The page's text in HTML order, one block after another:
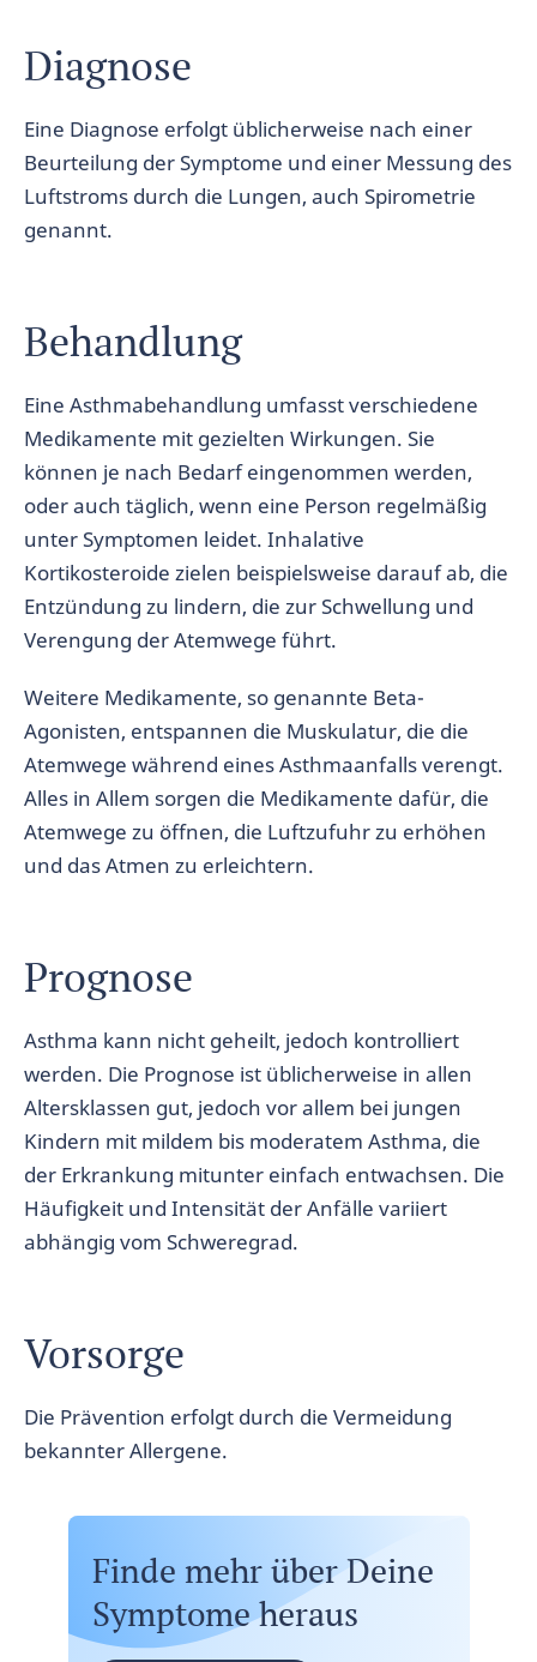
Diagnose
Eine Diagnose erfolgt üblicherweise nach einer
Beurteilung der Symptome und einer Messung des
Luftstroms durch die Lungen, auch Spirometrie
genannt.
Behandlung
Eine Asthmabehandlung umfasst verschiedene
Medikamente mit gezielten Wirkungen. Sie
können je nach Bedarf eingenommen werden,
oder auch täglich, wenn eine Person regelmäßig
unter Symptomen leidet. Inhalative
Kortikosteroide zielen beispielsweise darauf ab, die
Entzündung zu lindern, die zur Schwellung und
Verengung der Atemwege führt.
Weitere Medikamente, so genannte Beta-
Agonisten, entspannen die Muskulatur, die die
Atemwege während eines Asthmaanfalls verengt.
Alles in Allem sorgen die Medikamente dafür, die
Atemwege zu öffnen, die Luftzufuhr zu erhöhen
und das Atmen zu erleichtern.
Prognose
Asthma kann nicht geheilt, jedoch kontrolliert
werden. Die Prognose ist üblicherweise in allen
Altersklassen gut, jedoch vor allem bei jungen
Kindern mit mildem bis moderatem Asthma, die
der Erkrankung mitunter einfach entwachsen. Die
Häufigkeit und Intensität der Anfälle variiert
abhängig vom Schweregrad.
Vorsorge
Die Prävention erfolgt durch die Vermeidung
bekannter Allergene.
Finde mehr über Deine
Symptome heraus